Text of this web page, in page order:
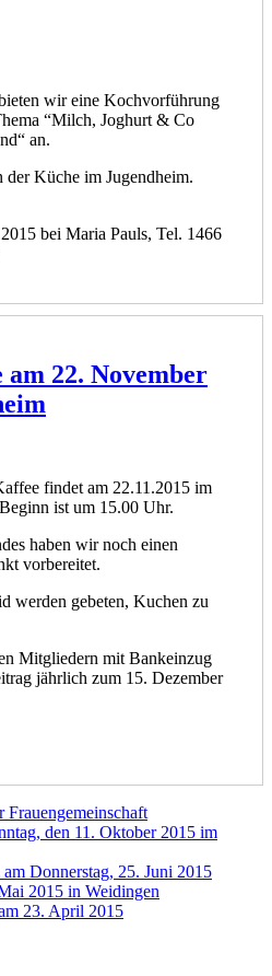
wir eine Kochvorführung
“Milch, Joghurt & Co
an.
Küche im Jugendheim.
bei Maria Pauls, Tel. 1466
22. November
findet am 22.11.2015 im
ist um 15.00 Uhr.
haben wir noch einen
vorbereitet.
werden gebeten, Kuchen zu
Mitgliedern mit Bankeinzug
jährlich zum 15. Dezember
Frauengemeinschaft
den 11. Oktober 2015 im
Donnerstag, 25. Juni 2015
2015 in Weidingen
23. April 2015